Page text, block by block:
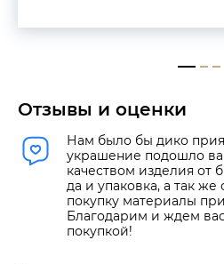
Отзывы и оценки
Нам было бы дико
украшение подошло
качеством изделия
да и упаковка, а так
покупку материалы
Благодарим и ждем
покупкой!